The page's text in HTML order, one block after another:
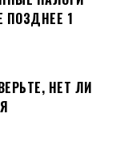
ПОЗДНЕЕ 1
НЕТ ЛИ